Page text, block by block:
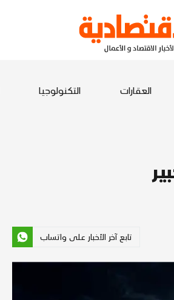
العقارات التكنولوجيا
تابع آخر الأخبار على واتساب